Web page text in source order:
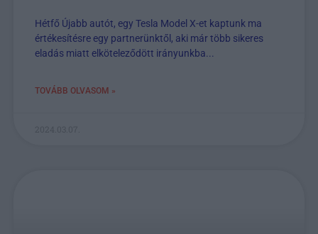
Hétfő Újabb autót, egy Tesla Model X-et kaptunk ma
értékesítésre egy partnerünktől, aki már több sikeres
eladás miatt elköteleződött irányunkba...
TOVÁBB OLVASOM »